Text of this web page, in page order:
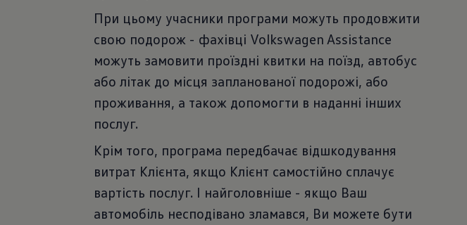
При цьому учасники програми можуть продовжити
свою подорож - фахівці Volkswagen Assistance
можуть замовити проїздні квитки на поїзд, автобус
або літак до місця запланованої подорожі, або
проживання, а також допомогти в наданні інших
послуг.
Крім того, програма передбачає відшкодування
витрат Клієнта, якщо Клієнт самостійно сплачує
вартість послуг. І найголовніше - якщо Ваш
автомобіль несподівано зламався, Ви можете бути